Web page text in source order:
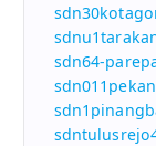
sdn64-